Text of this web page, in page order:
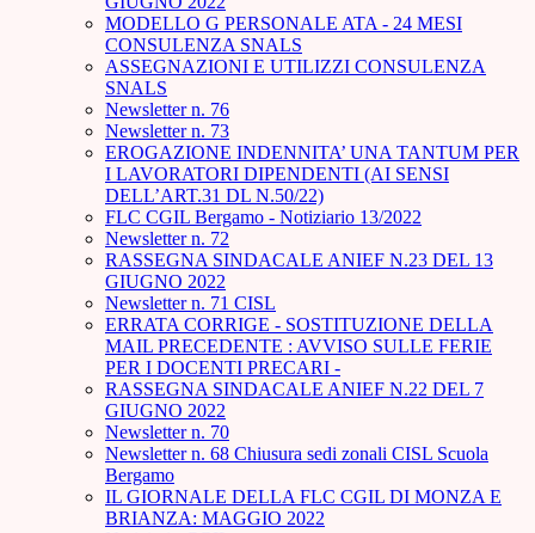
MODELLO G PERSONALE ATA - 24 MESI
CONSULENZA SNALS
ASSEGNAZIONI E UTILIZZI CONSULENZA
SNALS
Newsletter n. 76
Newsletter n. 73
EROGAZIONE INDENNITA’ UNA TANTUM PER
I LAVORATORI DIPENDENTI (AI SENSI
DELL’ART.31 DL N.50/22)
FLC CGIL Bergamo - Notiziario 13/2022
Newsletter n. 72
RASSEGNA SINDACALE ANIEF N.23 DEL 13
GIUGNO 2022
Newsletter n. 71 CISL
ERRATA CORRIGE - SOSTITUZIONE DELLA
MAIL PRECEDENTE : AVVISO SULLE FERIE
PER I DOCENTI PRECARI -
RASSEGNA SINDACALE ANIEF N.22 DEL 7
GIUGNO 2022
Newsletter n. 70
Newsletter n. 68 Chiusura sedi zonali CISL Scuola
Bergamo
IL GIORNALE DELLA FLC CGIL DI MONZA E
BRIANZA: MAGGIO 2022